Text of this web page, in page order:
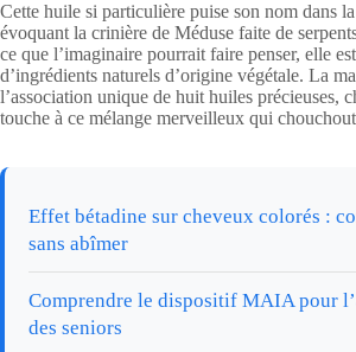
Cette huile si particulière puise son nom dans
évoquant la crinière de Méduse faite de
ce que l’imaginaire pourrait faire penser, elle
d’ingrédients naturels d’origine végétale. La
l’association unique de huit huiles précieuses,
touche à ce mélange merveilleux qui
Effet bétadine sur cheveux colorés :
sans abîmer
Comprendre le dispositif MAIA pour
des seniors